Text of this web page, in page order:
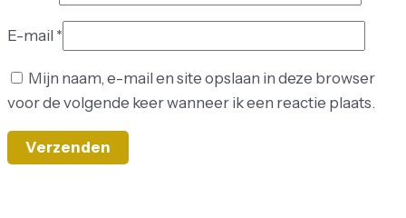
E-mail *
Mijn naam, e-mail en site opslaan in deze browser
voor de volgende keer wanneer ik een reactie plaats.